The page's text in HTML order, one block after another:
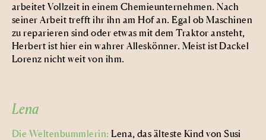
arbeitet Vollzeit in einem Chemieunternehmen. Nach
seiner Arbeit trefft ihr ihn am Hof an. Egal ob Maschinen
zu reparieren sind oder etwas mit dem Traktor ansteht,
Herbert ist hier ein wahrer Alleskönner. Meist ist Dackel
Lorenz nicht weit von ihm.
Lena
Die Weltenbummlerin: Lena, das älteste Kind von Susi